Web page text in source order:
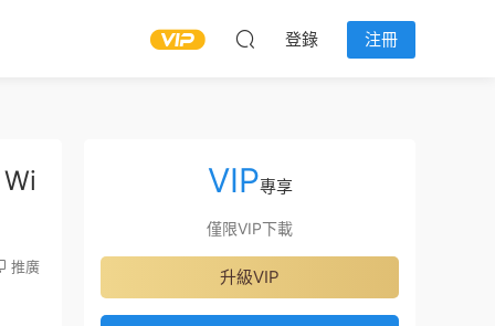
登錄 注冊
推廣
VIP專享
僅限VIP下載
升級VIP